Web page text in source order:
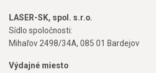
LASER-SK, spol. s.r.o.
Sídlo spoločnosti:
Mihaľov 2498/34A, 085 01 Bardejov
Výdajné miesto